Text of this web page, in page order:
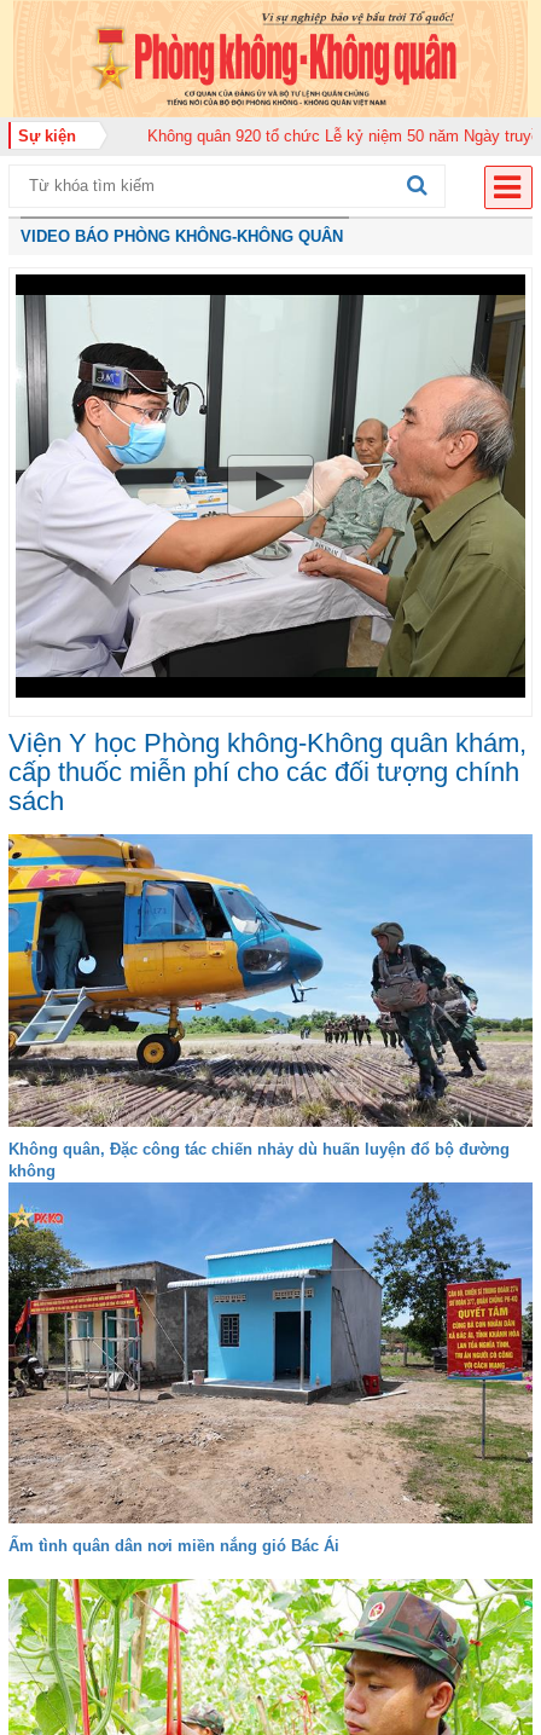
Sự kiện
đoàn Không quân 920 tổ chức Lễ kỷ niệm 50 năm Ngày truyền thống (12-11-
VIDEO BÁO PHÒNG KHÔNG-KHÔNG QUÂN
Viện Y học Phòng không-Không quân khám,
cấp thuốc miễn phí cho các đối tượng chính
sách
Không quân, Đặc công tác chiến nhảy dù huấn luyện đổ bộ đường
không
Ấm tình quân dân nơi miền nắng gió Bác Ái